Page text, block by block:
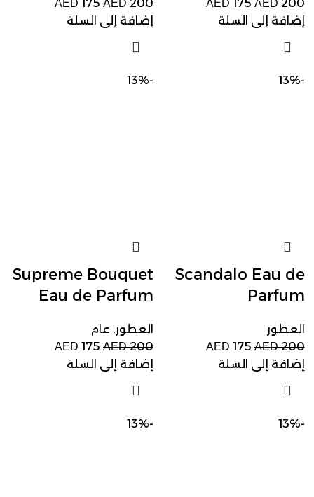
AED200
AED 175
إضافة إلى السلة
AED200
AED
175
إضافة إلى السلة
-13%
Scandalo Eau de
Parfum
العطور
AED200
AED 175
إضافة إلى السلة
-13%
Supreme Bouquet
Eau de Parfum
العطور, عام
AED200
AED 175
إضافة إلى السلة
-13%
-13%